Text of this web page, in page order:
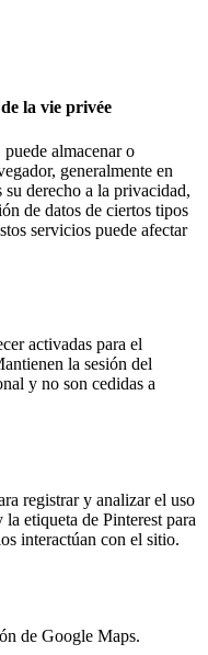
la vie privée
almacenar o
generalmente en
derecho a la privacidad,
de datos de ciertos tipos
servicios puede afectar
activadas para el
la sesión del
y no son cedidas a
registrar y analizar el uso
etiqueta de Pinterest para
interactúan con el sitio.
de Google Maps.